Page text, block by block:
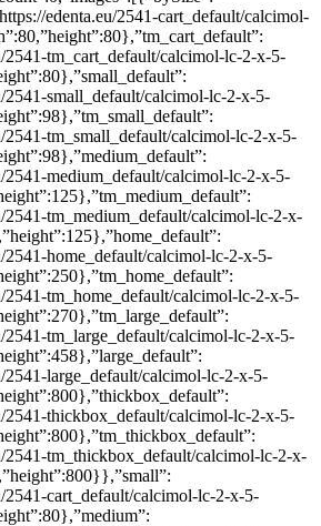
edenta.eu/2541-cart_default/calcimol-
2541-tm_cart_default/calcimol-lc-2-x-5-
2541-small_default/calcimol-lc-2-x-5-
2541-tm_small_default/calcimol-lc-2-x-5-
2541-medium_default/calcimol-lc-2-x-5-
2541-tm_medium_default/calcimol-lc-2-x-
2541-home_default/calcimol-lc-2-x-5-
2541-tm_home_default/calcimol-lc-2-x-5-
2541-tm_large_default/calcimol-lc-2-x-5-
2541-large_default/calcimol-lc-2-x-5-
2541-thickbox_default/calcimol-lc-2-x-5-
2541-tm_thickbox_default/calcimol-lc-2-x-
2541-cart_default/calcimol-lc-2-x-5-